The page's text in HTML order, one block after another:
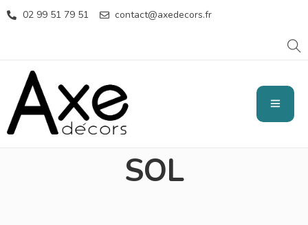
02 99 51 79 51 contact@axedecors.fr
REVÊTEMENTS
SOL